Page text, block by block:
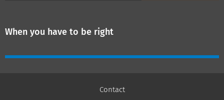
When you have to be right
Contact